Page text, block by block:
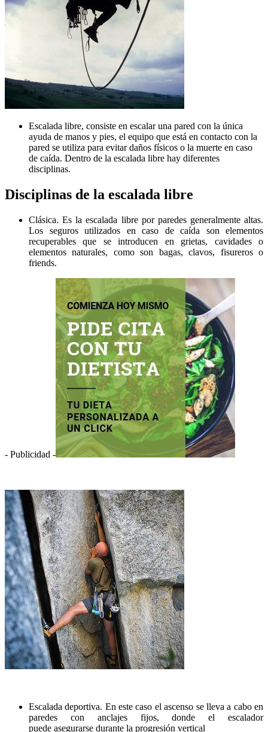
Escalada libre, consiste en escalar una pared con la única
ayuda de manos y pies, el equipo que está en contacto con la
pared se utiliza para evitar daños físicos o la muerte en caso
de caída. Dentro de la escalada libre hay diferentes
disciplinas.
Disciplinas de la escalada libre
Clásica. Es la escalada libre por paredes generalmente altas.
Los seguros utilizados en caso de caída son elementos
recuperables que se introducen en grietas, cavidades o
elementos naturales, como son bagas, clavos, fisureros o
friends.
- Publicidad -
Escalada deportiva. En este caso el ascenso se lleva a cabo en
paredes con anclajes fijos, donde el escalador
puede asegurarse durante la progresión vertical